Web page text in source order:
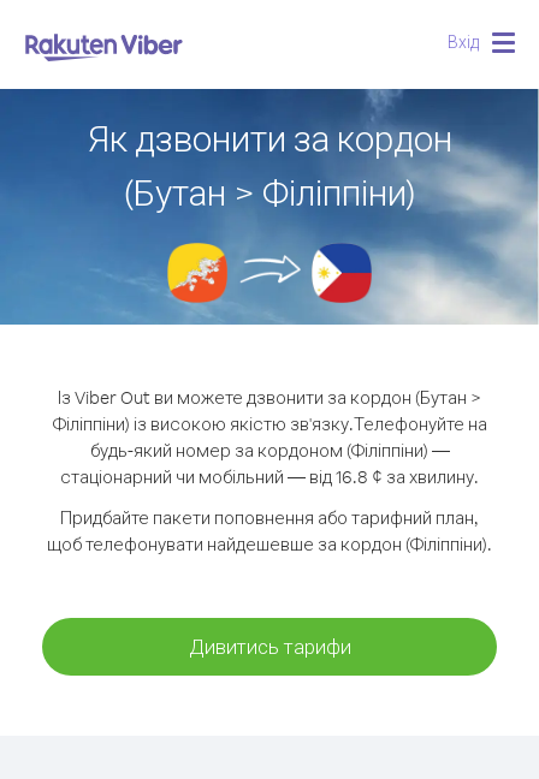
Вхід
Як дзвонити за кордон
(Бутан > Філіппіни)
Із Viber Out ви можете дзвонити за кордон (Бутан >
Філіппіни) із високою якістю зв'язку.Телефонуйте на
будь-який номер за кордоном (Філіппіни) —
стаціонарний чи мобільний — від 16.8 ¢ за хвилину.
Придбайте пакети поповнення або тарифний план,
щоб телефонувати найдешевше за кордон (Філіппіни).
Дивитись тарифи